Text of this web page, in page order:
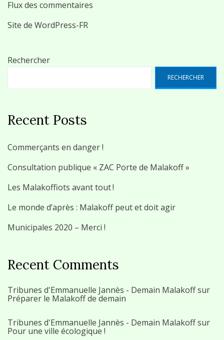
Flux des commentaires
Site de WordPress-FR
Rechercher
RECHERCHER
Recent Posts
Commerçants en danger !
Consultation publique « ZAC Porte de Malakoff »
Les Malakoffiots avant tout !
Le monde d’après : Malakoff peut et doit agir
Municipales 2020 – Merci !
Recent Comments
Tribunes d'Emmanuelle Jannès - Demain Malakoffsur
Préparer le Malakoff de demain
Tribunes d'Emmanuelle Jannès - Demain Malakoffsur
Pour une ville écologique !